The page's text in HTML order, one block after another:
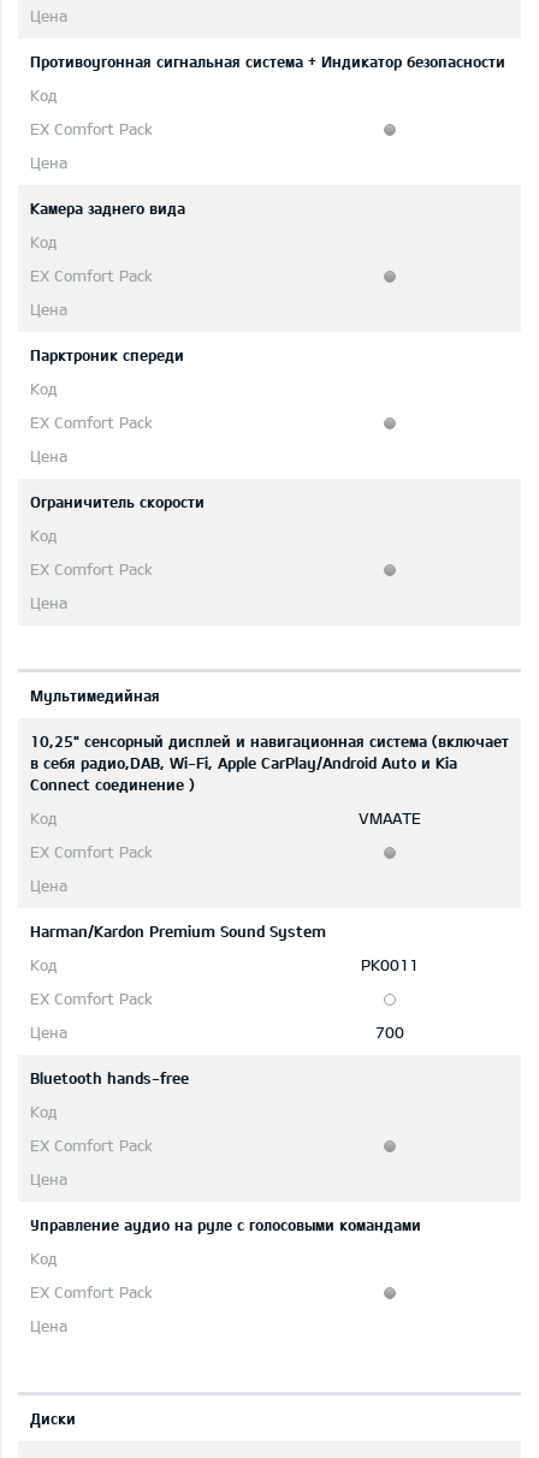
Противоугонная сигнальная система + Индикатор безопасности
Камера заднего вида
Парктроник спереди
Ограничитель скорости
Мультимедийная
10,25" сенсорный дисплей и навигационная система (включает
в себя радио,DAB, Wi-Fi, Apple CarPlay/Android Auto и Kia
Connect соединение )
VMAATE
Harman/Kardon Premium Sound System
PK0011
700
Bluetooth hands-free
Управление аудио на руле с голосовыми командами
Диски